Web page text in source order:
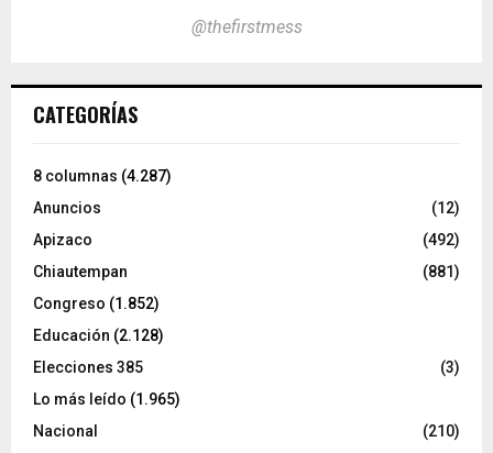
@thefirstmess
CATEGORÍAS
8 columnas (4.287)
Anuncios
(12)
Apizaco
(492)
Chiautempan
(881)
Congreso (1.852)
Educación (2.128)
Elecciones 385
(3)
Lo más leído (1.965)
Nacional
(210)